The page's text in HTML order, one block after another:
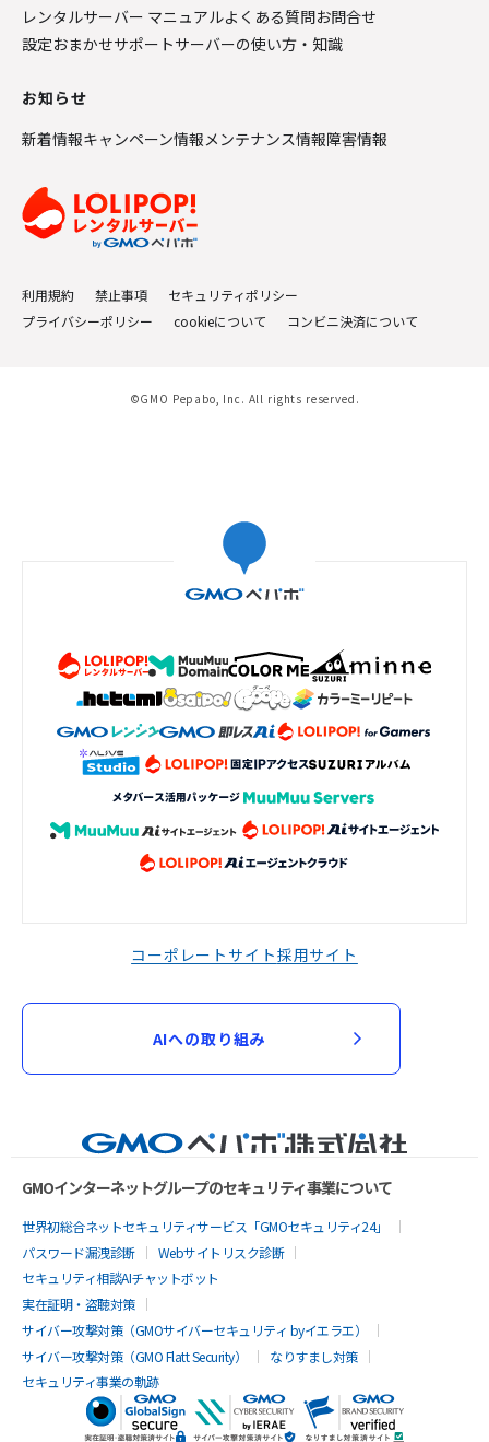
レンタルサーバー マニュアルよくある質問お問合せ
設定おまかせサポートサーバーの使い方・知識
お知らせ
新着情報キャンペーン情報メンテナンス情報障害情報
利用規約 禁止事項
セキュリティポリシー
プライバシーポリシー
cookieについて コンビニ決済について
©GMO Pepabo, Inc. All rights reserved.
コーポレートサイト採用サイト
AIへの取り組み
GMOインターネットグループのセキュリティ事業について
世界初総合ネットセキュリティサービス「GMOセキュリティ24」
パスワード漏洩診断
Webサイトリスク診断
セキュリティ相談AIチャットボット
実在証明・盗聴対策
サイバー攻撃対策（GMOサイバーセキュリティ byイエラエ）
サイバー攻撃対策（GMO Flatt Security）
なりすまし対策
セキュリティ事業の軌跡